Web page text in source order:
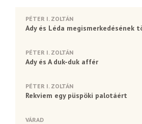
PÉTER I. ZOLTÁN
Ady és Léda megismerkedésének
PÉTER I. ZOLTÁN
Ady és A duk-duk affér
PÉTER I. ZOLTÁN
Rekviem egy püspöki palotáért
VÁRAD